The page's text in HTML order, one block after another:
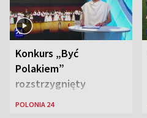
Konkurs „Być
Polakiem”
rozstrzygnięty
POLONIA 24